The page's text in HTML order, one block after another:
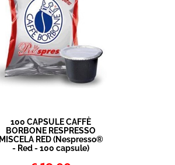
100 CAPSULE CAFFÈ
BORBONE RESPRESSO
MISCELA RED (Nespresso®
- Red - 100 capsule)